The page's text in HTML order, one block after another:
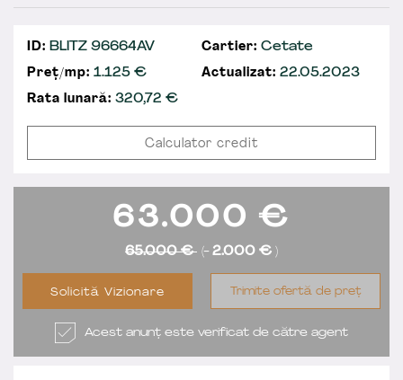
ID: BLITZ 96664AV Cartier: Cetate
Preț/mp: 1.125 € Actualizat: 22.05.2023
Rata lunară: 320,72 €
Calculator credit
63.000 €
65.000 € (- 2.000 € )
Solicită Vizionare Trimite ofertă de preț
Acest anunț este verificat de către agent